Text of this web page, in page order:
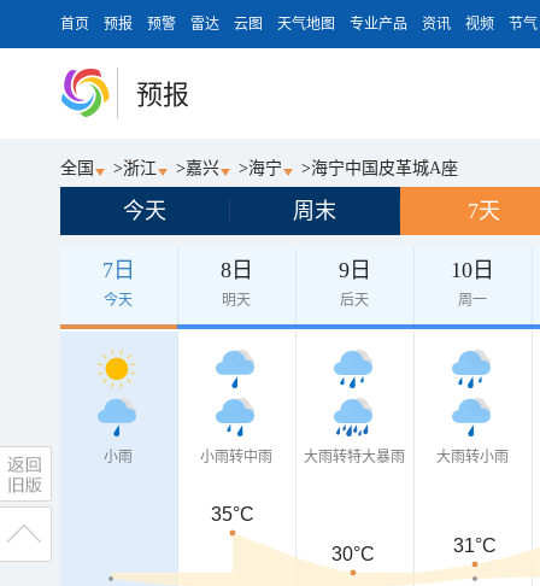
首页 预报 预警 雷达 云图 天气地图 专业产品 资讯 视频 节气
预报
全国 >浙江 >嘉兴 >海宁 >海宁中国皮革城A座
今天 周末 7天
7日
今天
8日
明天
9日
后天
10日
周一
小雨 小雨转中雨 大雨转特大暴雨 大雨转小雨
35°C
30°C
31°C